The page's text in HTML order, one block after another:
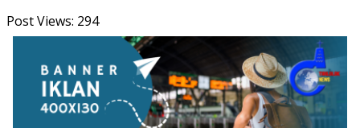
Post Views: 294